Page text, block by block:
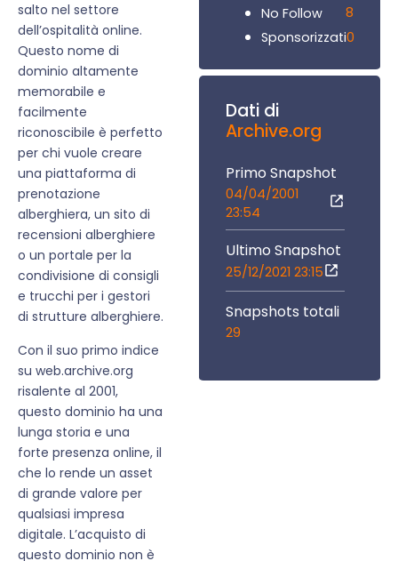
salto nel settore
dell’ospitalità online.
Questo nome di
dominio altamente
memorabile e
facilmente
riconoscibile è perfetto
per chi vuole creare
una piattaforma di
prenotazione
alberghiera, un sito di
recensioni alberghiere
o un portale per la
condivisione di consigli
e trucchi per i gestori
di strutture alberghiere.
Con il suo primo indice
su web.archive.org
risalente al 2001,
questo dominio ha una
lunga storia e una
forte presenza online, il
che lo rende un asset
di grande valore per
qualsiasi impresa
digitale. L’acquisto di
questo dominio non è
No Follow
8
Sponsorizzati0
Dati di
Archive.org
Primo Snapshot
04/04/2001
23:54
Ultimo Snapshot
25/12/2021 23:15
Snapshots totali
29